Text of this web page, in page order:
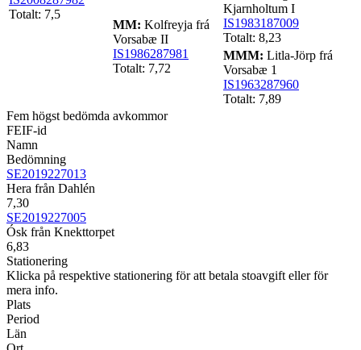
Totalt: 7,5
MM: Kolfreyja frá
Vorsabæ II
IS1986287981
Totalt: 7,72
Kjarnholtum I
IS1983187009
Totalt: 8,23
MMM: Litla-Jörp frá
Vorsabæ 1
IS1963287960
Totalt: 7,89
Fem högst bedömda avkommor
FEIF-id
Namn
Bedömning
SE2019227013
Hera från Dahlén
7,30
SE2019227005
Ósk från Knekttorpet
6,83
Stationering
Klicka på respektive stationering för att betala stoavgift eller för
mera info.
Plats
Period
Län